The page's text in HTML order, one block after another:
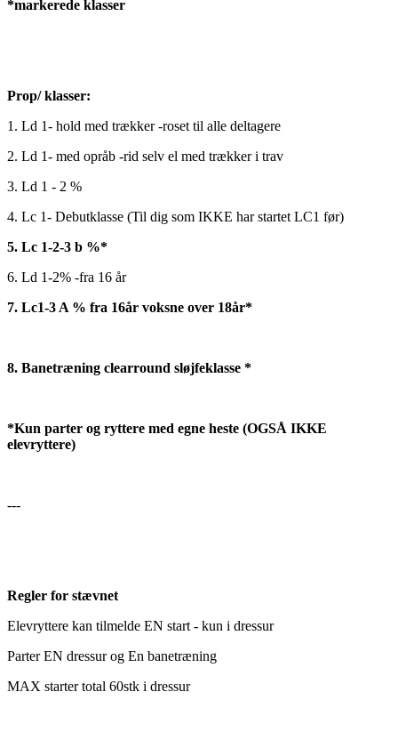
*markerede klasser
Prop/ klasser:
1. Ld 1- hold med trækker -roset til alle deltagere
2. Ld 1- med opråb -rid selv el med trækker i trav
3. Ld 1 - 2 %
4. Lc 1- Debutklasse (Til dig som IKKE har startet LC1 før)
5. Lc 1-2-3 b %*
6. Ld 1-2% -fra 16 år
7. Lc1-3 A % fra 16år voksne over 18år*
8. Banetræning clearround sløjfeklasse *
*Kun parter og ryttere med egne heste (OGSÅ IKKE
elevryttere)
---
Regler for stævnet
Elevryttere kan tilmelde EN start - kun i dressur
Parter EN dressur og En banetræning
MAX starter total 60stk i dressur